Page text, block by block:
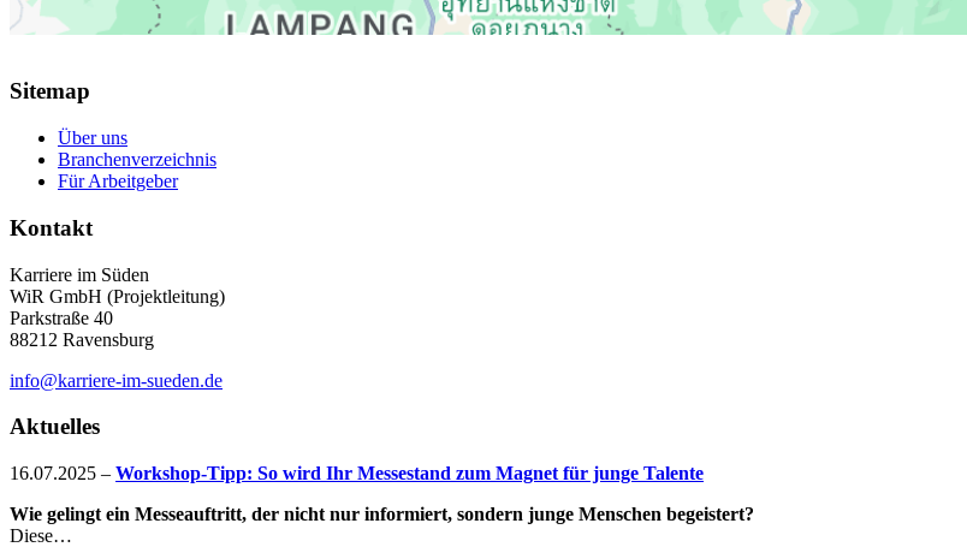
Sitemap
Über uns
Branchenverzeichnis
Für Arbeitgeber
Kontakt
Karriere im Süden
WiR GmbH (Projektleitung)
Parkstraße 40
88212 Ravensburg
info@karriere-im-sueden.de
Aktuelles
16.07.2025 – Workshop-Tipp: So wird Ihr Messestand zum Magnet für junge Talente
Wie gelingt ein Messeauftritt, der nicht nur informiert, sondern junge Menschen begeistert?
Diese…